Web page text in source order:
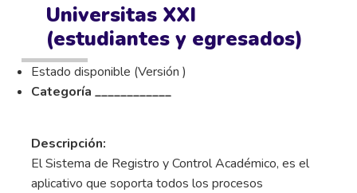
Universitas XXI
(estudiantes y egresados)
Estado disponible (Versión )
Categoría ____________
Descripción:
El Sistema de Registro y Control Académico, es el
aplicativo que soporta todos los procesos